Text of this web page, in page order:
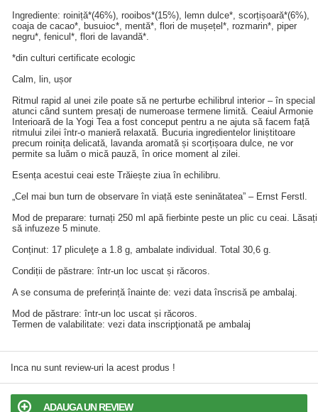
Ingrediente: roiniță*(46%), rooibos*(15%), lemn dulce*, scorțișoară*(6%),
coaja de cacao*, busuioc*, mentă*, flori de mușețel*, rozmarin*, piper
negru*, fenicul*, flori de lavandă*.
*din culturi certificate ecologic
Calm, lin, ușor
Ritmul rapid al unei zile poate să ne perturbe echilibrul interior – în special
atunci când suntem presați de numeroase termene limită. Ceaiul Armonie
Interioară de la Yogi Tea a fost conceput pentru a ne ajuta să facem față
ritmului zilei într-o manieră relaxată. Bucuria ingredientelor liniștitoare
precum roinița delicată, lavanda aromată și scorțișoara dulce, ne vor
permite sa luăm o mică pauză, în orice moment al zilei.
Esența acestui ceai este Trăiește ziua în echilibru.
„Cel mai bun turn de observare în viață este seninătatea” – Ernst Ferstl.
Mod de preparare: turnați 250 ml apă fierbinte peste un plic cu ceai. Lăsați
să infuzeze 5 minute.
Conținut: 17 pliculeţe a 1.8 g, ambalate individual. Total 30,6 g.
Condiții de păstrare: într-un loc uscat și răcoros.
A se consuma de preferință înainte de: vezi data înscrisă pe ambalaj.
Mod de păstrare: într-un loc uscat și răcoros.
Termen de valabilitate: vezi data inscripţionată pe ambalaj
Inca nu sunt review-uri la acest produs !
ADAUGA UN REVIEW